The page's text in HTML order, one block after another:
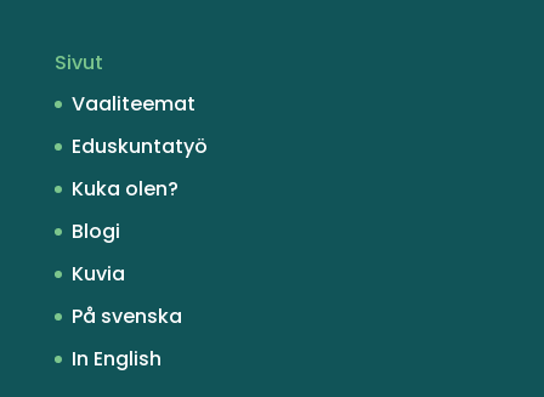
Sivut
Vaaliteemat
Eduskuntatyö
Kuka olen?
Blogi
Kuvia
På svenska
In English